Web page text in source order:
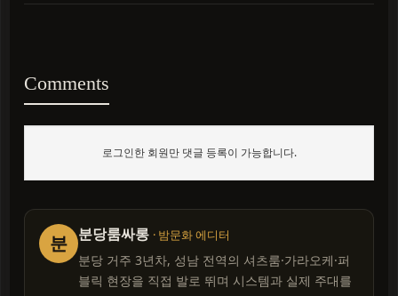
Comments
로그인한 회원만 댓글 등록이 가능합니다.
분 분당룸싸롱 · 밤문화 에디터
분당 거주 3년차, 성남 전역의 셔츠룸·가라오케·퍼
블릭 현장을 직접 발로 뛰며 시스템과 실제 주대를